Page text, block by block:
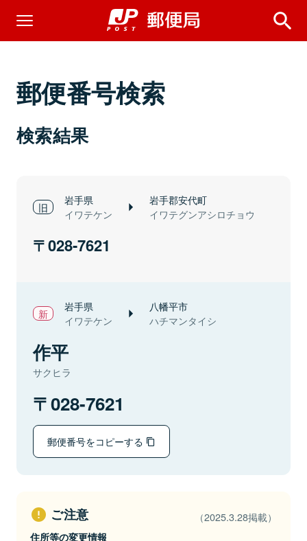
郵便番号検索
検索結果
岩手県
イワテケン
岩手郡安代町
イワテグンアシロチョウ
028-7621
岩手県
イワテケン
八幡平市
ハチマンタイシ
作平
サクヒラ
028-7621
郵便番号をコピーする
ご注意 （2025.3.28掲載）
住所等の変更情報